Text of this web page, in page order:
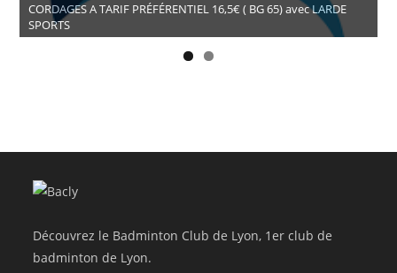
CORDAGES A TARIF PRÉFÉRENTIEL 16,5€ ( BG 65) avec LARDE
SPORTS
Découvrez le Badminton Club de Lyon, 1er club de
badminton de Lyon.